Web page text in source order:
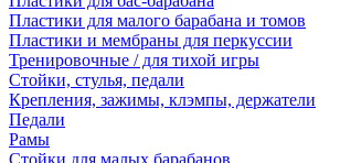
Пластики для малого барабана и томов
Пластики и мембраны для перкуссии
Тренировочные / для тихой игры
Стойки, стулья, педали
Крепления, зажимы, клэмпы, держатели
Педали
Рамы
Стойки для малых барабанов